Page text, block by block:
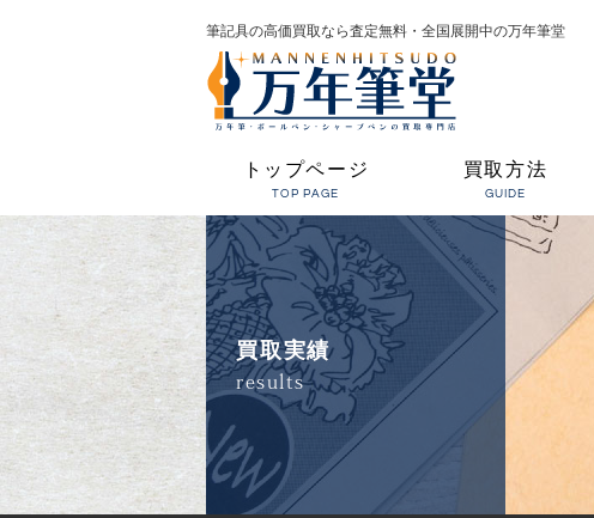
筆記具の高価買取なら査定無料・全国展開中の万年筆堂
トップページ
TOP PAGE
買取方法
GUIDE
買取実績
results